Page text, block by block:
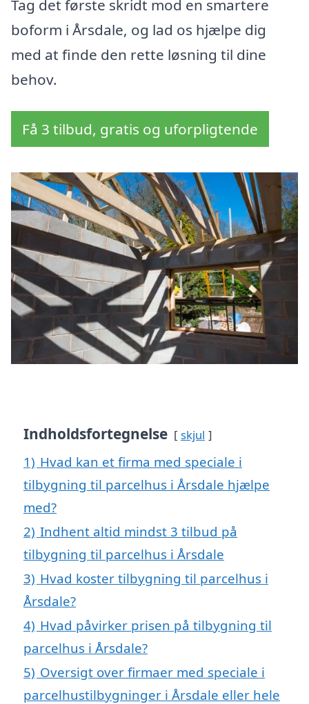
Tag det første skridt mod en smartere
boform i Årsdale, og lad os hjælpe dig
med at finde den rette løsning til dine
behov.
Få 3 tilbud, gratis og uforpligtende
Indholdsfortegnelse skjul
1) Hvad kan et firma med speciale i
tilbygning til parcelhus i Årsdale hjælpe
med?
2) Indhent altid mindst 3 tilbud på
tilbygning til parcelhus i Årsdale
3) Hvad koster tilbygning til parcelhus i
Årsdale?
4) Hvad påvirker prisen på tilbygning til
parcelhus i Årsdale?
5) Oversigt over firmaer med speciale i
parcelhustilbygninger i Årsdale eller hele